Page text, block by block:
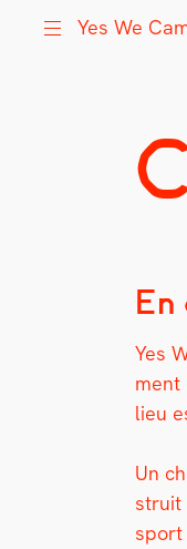
Utilisation
En
Yes
ment
lieu
Un
stru­it
sport
Yes We